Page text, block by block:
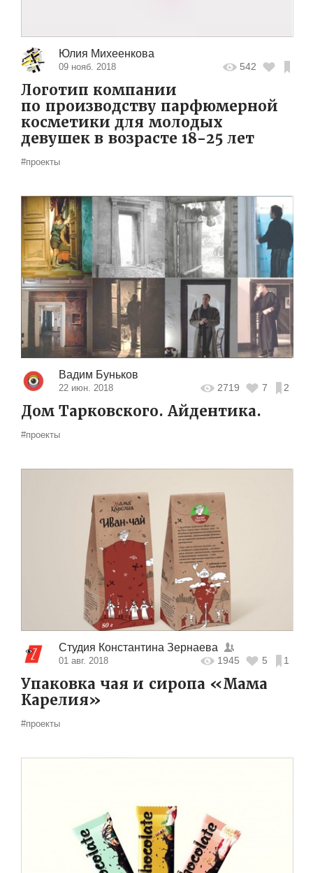
Юлия Михеенкова
09 нояб. 2018 542
Логотип компании
по производству парфюмерной
косметики для молодых
девушек в возрасте 18-25 лет
#проекты
Вадим Буньков
22 июн. 2018 2719 7 2
Дом Тарковского. Айдентика.
#проекты
Студия Константина Зернаева
01 авг. 2018 1945 5 1
Упаковка чая и сиропа «Мама
Карелия»
#проекты